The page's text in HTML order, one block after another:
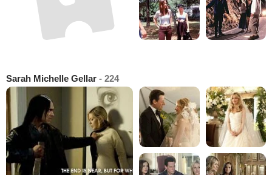
Sarah Michelle Gellar - 224